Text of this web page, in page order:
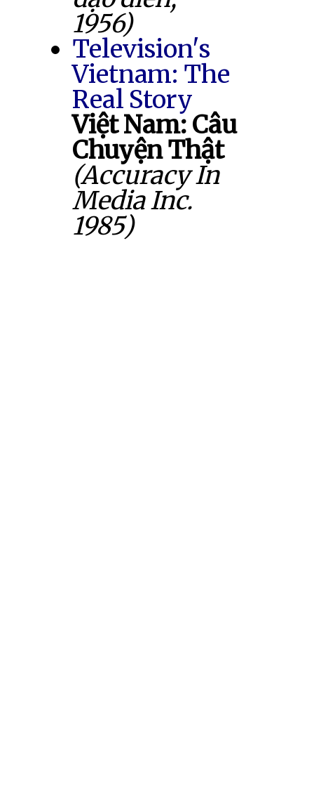
1956)
Television's
Vietnam: The
Real Story
Việt Nam: Câu
Chuyện Thật
(Accuracy In
Media Inc.
1985)